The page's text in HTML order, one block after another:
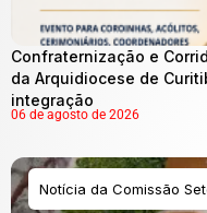
Confraternização e
da Arquidiocese de
integração
06 de agosto de 2026
Notícia da Comissão